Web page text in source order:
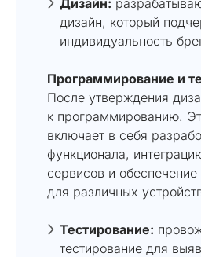
дизайн, который
индивидуальность
Программирование и
После утверждения
к программированию.
включает в себя
функционала,
сервисов и обеспечение
для различных
Тестирование:
тестирование для